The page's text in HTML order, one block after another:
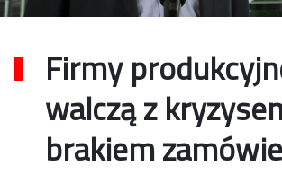
Firmy
walczą z
brakiem